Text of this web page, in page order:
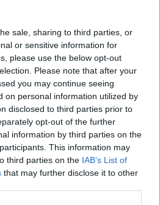
sale, sharing to third parties, or
or sensitive information for
please use the below opt-out
Please note that after your
you may continue seeing
on personal information utilized by
disclosed to third parties prior to
opt-out of the further
information by third parties on the
This information may
third parties on the IAB’s List of
that may further disclose it to other
szlovák jogszabály ellen
KÉPVISELŐRE VAN
támogatják, egyúttal nemet
gyártásra - jelentette ki Tetlák Örs,
tagja kedden Budapesten.
IS MEGSZAVAZZA AZ
HELYREÁLLÍTÁSI
TÁMOGATÁSÁT AZ
KÉRTE